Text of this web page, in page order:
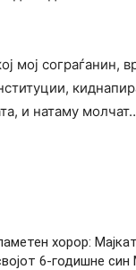
мој сограѓанин,
и натаму
хорор:
6-годишне син